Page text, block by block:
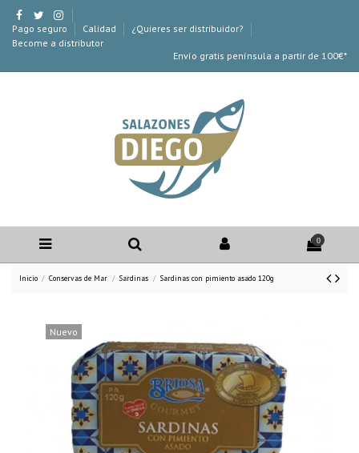
Pago seguro Calidad
¿Quieres ser distribuidor?
Become a distributor
Envío gratis península a partir de 100€*
0
Inicio Conservas de Mar Sardinas Sardinas con pimiento asado 120g
Nuevo